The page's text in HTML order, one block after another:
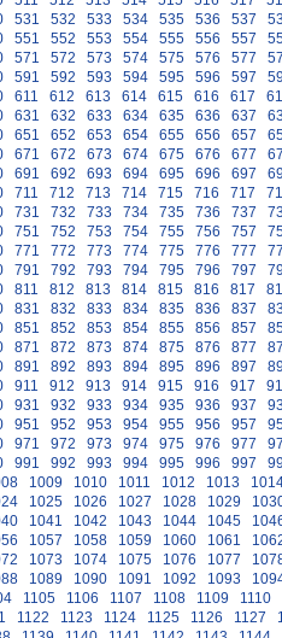
531 532 533 534 535 536 537
551 552 553 554 555 556 557
571 572 573 574 575 576 577
591 592 593 594 595 596 597
611 612 613 614 615 616 617
631 632 633 634 635 636 637
651 652 653 654 655 656 657
671 672 673 674 675 676 677
691 692 693 694 695 696 697
711 712 713 714 715 716 717
731 732 733 734 735 736 737
751 752 753 754 755 756 757
771 772 773 774 775 776 777
791 792 793 794 795 796 797
811 812 813 814 815 816 817
831 832 833 834 835 836 837
851 852 853 854 855 856 857
871 872 873 874 875 876 877
891 892 893 894 895 896 897
911 912 913 914 915 916 917
931 932 933 934 935 936 937
951 952 953 954 955 956 957
971 972 973 974 975 976 977
991 992 993 994 995 996 997
1009 1010 1011 1012 1013
1025 1026 1027 1028 1029
1041 1042 1043 1044 1045
1057 1058 1059 1060 1061
1073 1074 1075 1076 1077
1089 1090 1091 1092 1093
1105 1106 1107 1108 1109
1110
1122 1123 1124 1125 1126 1127